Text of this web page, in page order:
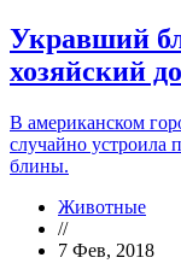
Укравший
хозяйский
В американском
случайно устроила
блины.
Животные
//
7 Фев, 2018